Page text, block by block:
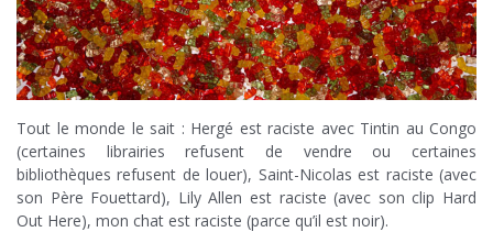
Tout le monde le sait : Hergé est raciste avec Tintin au Congo
(certaines librairies refusent de vendre ou certaines
bibliothèques refusent de louer), Saint-Nicolas est raciste (avec
son Père Fouettard), Lily Allen est raciste (avec son clip Hard
Out Here), mon chat est raciste (parce qu’il est noir).